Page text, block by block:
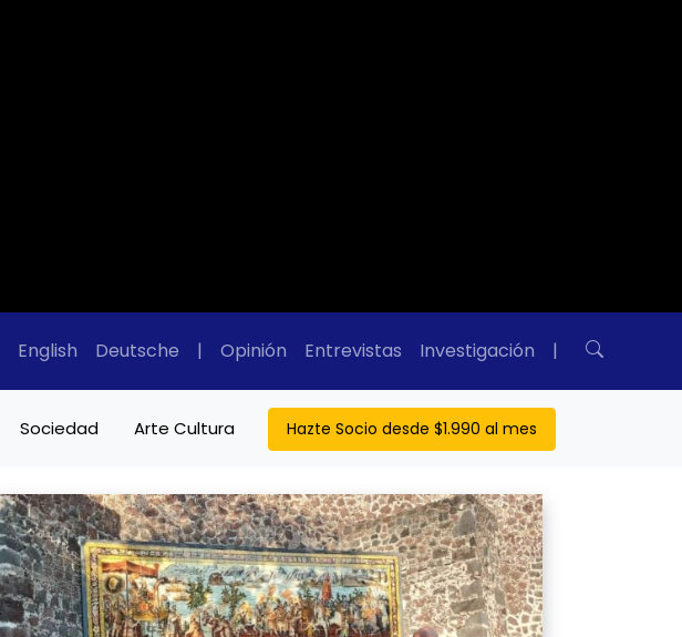
English Deutsche | Opinión Entrevistas Investigación |
Sociedad Arte Cultura Hazte Socio desde $1.990 al mes